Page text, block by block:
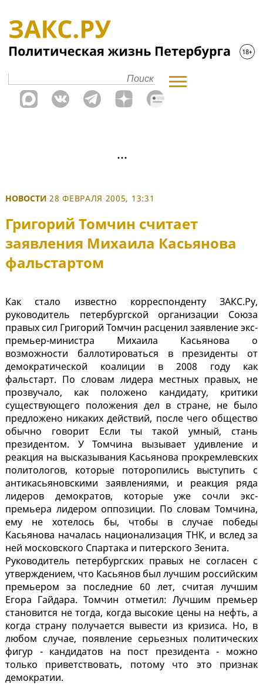
НОВОСТИ 28 ФЕВРАЛЯ 2005, 13:31
Григорий Томчин считает
заявления Михаила Касьянова
фальстартом
Как стало известно корреспонденту ЗАКС.Ру,
руководитель петербургской организации Союза
правых сил Григорий Томчин расценил заявление экс-
премьер-министра Михаила Касьянова о
возможности баллотироваться в президенты от
демократической коалиции в 2008 году как
фальстарт. По словам лидера местных правых, не
прозвучало, как положено кандидату, критики
существующего положения дел в стране, не было
предложено никаких действий, после чего общество
обычно говорит Если ты такой умный, стань
президентом. У Томчина вызывает удивление и
реакция на высказывания Касьянова прокремлевских
политологов, которые поторопились выступить с
антикасьяновскими заявлениями, и реакция ряда
лидеров демократов, которые уже сочли экс-
премьера лидером оппозиции. По словам Томчина,
ему не хотелось бы, чтобы в случае победы
Касьянова началась национализация ТНК, и вслед за
ней московского Спартака и питерского Зенита.
Руководитель петербургских правых не согласен с
утверждением, что Касьянов был лучшим российским
премьером за последние 60 лет, считая лучшим
Егора Гайдара. Томчин отметил: Лучшим премьер
становится не тогда, когда высокие цены на нефть, а
когда страну получается вывести из кризиса. Но, в
любом случае, появление серьезных политических
фигур - кандидатов на пост президента - можно
только приветствовать, потому что это признак
демократии.